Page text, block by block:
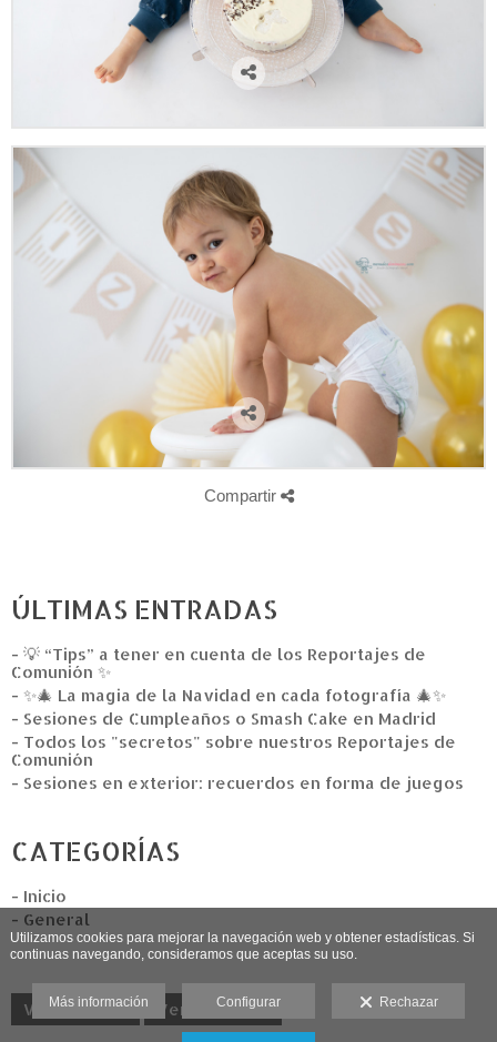
Compartir
ÚLTIMAS ENTRADAS
- 💡 “Tips” a tener en cuenta de los Reportajes de
Comunión ✨
- ✨🎄 La magia de la Navidad en cada fotografía 🎄✨
- Sesiones de Cumpleaños o Smash Cake en Madrid
- Todos los "secretos" sobre nuestros Reportajes de
Comunión
- Sesiones en exterior: recuerdos en forma de juegos
CATEGORÍAS
- Inicio
- General
Ver anterior Ver siguiente
Utilizamos cookies para mejorar la navegación web y obtener estadísticas. Si
continuas navegando, consideramos que aceptas su uso.
Más información Configurar Rechazar